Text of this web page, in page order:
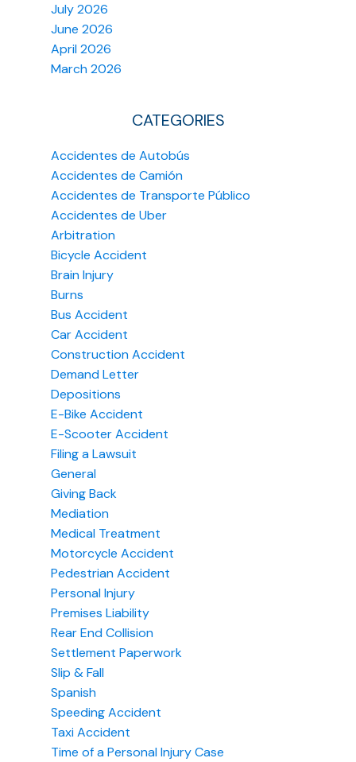
July 2026
June 2026
April 2026
March 2026
CATEGORIES
Accidentes de Autobús
Accidentes de Camión
Accidentes de Transporte Público
Accidentes de Uber
Arbitration
Bicycle Accident
Brain Injury
Burns
Bus Accident
Car Accident
Construction Accident
Demand Letter
Depositions
E-Bike Accident
E-Scooter Accident
Filing a Lawsuit
General
Giving Back
Mediation
Medical Treatment
Motorcycle Accident
Pedestrian Accident
Personal Injury
Premises Liability
Rear End Collision
Settlement Paperwork
Slip & Fall
Spanish
Speeding Accident
Taxi Accident
Time of a Personal Injury Case